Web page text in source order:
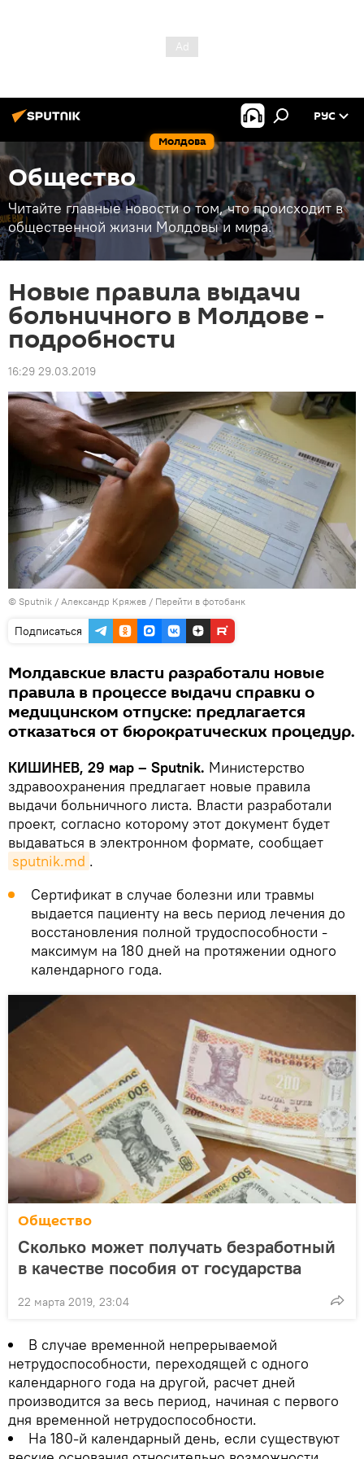
Молдова
РУС
Общество
Читайте главные новости о том, что происходит в
общественной жизни Молдовы и мира.
Новые правила выдачи
больничного в Молдове -
подробности
16:29 29.03.2019
© Sputnik / Александр Кряжев / Перейти в фотобанк
Подписаться
Молдавские власти разработали новые
правила в процессе выдачи справки о
медицинском отпуске: предлагается
отказаться от бюрократических процедур.
КИШИНЕВ, 29 мар – Sputnik. Министерство
здравоохранения предлагает новые правила
выдачи больничного листа. Власти разработали
проект, согласно которому этот документ будет
выдаваться в электронном формате, сообщает
sputnik.md .
Сертификат в случае болезни или травмы
выдается пациенту на весь период лечения до
восстановления полной трудоспособности -
максимум на 180 дней на протяжении одного
календарного года.
Общество
Сколько может получать безработный
в качестве пособия от государства
22 марта 2019, 23:04
В случае временной непрерываемой
нетрудоспособности, переходящей с одного
календарного года на другой, расчет дней
производится за весь период, начиная с первого
дня временной нетрудоспособности.
На 180-й календарный день, если существуют